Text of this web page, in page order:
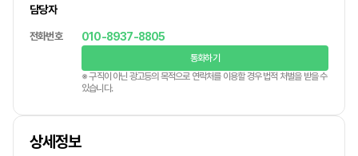
담당자
전화번호 010-8937-8805
통화하기
※ 구직이 아닌 광고등의 목적으로 연락처를 이용할 경우 법적 처벌을 받을 수
있습니다.
상세정보